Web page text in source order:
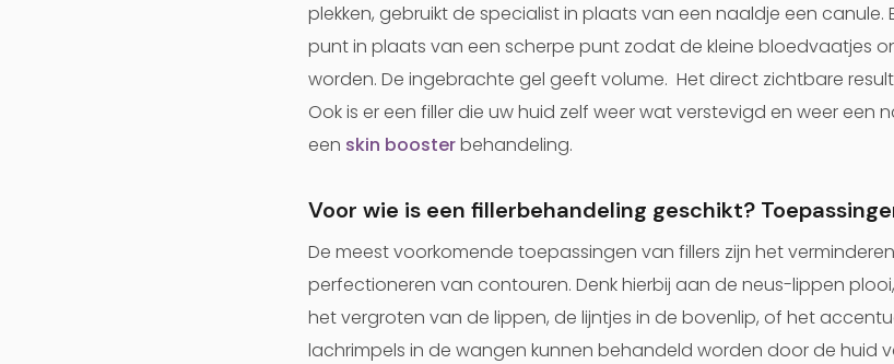
plekken, gebruikt de specialist in plaats van een naaldje een
punt in plaats van een scherpe punt zodat de kleine bloedvaatjes
worden. De ingebrachte gel geeft volume. Het direct zichtbare
Ook is er een filler die uw huid zelf weer wat verstevigd en weer een
een skin boosterbehandeling.
Voor wie is een fillerbehandeling geschikt?
De meest voorkomende toepassingen van fillers zijn het
perfectioneren van contouren. Denk hierbij aan de neus-lippen
het vergroten van de lippen, de lijntjes in de bovenlip, of het
lachrimpels in de wangen kunnen behandeld worden door de huid